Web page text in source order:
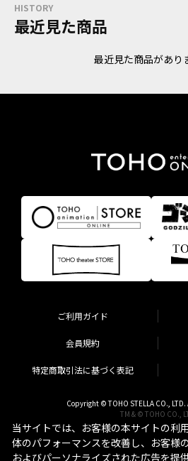
HISTORY
最近見た商品
最近見た商品があり
ご利用ガイド
会員規約
特定商取引法に基づく表記
Copyright © TOHO STELLA CO.,
TM & © TOHO CO.,
当サイトでは、お客様の本サイトの利
体のパフォーマンスを改善し、お客様
およびパーソナライズされた広告を提